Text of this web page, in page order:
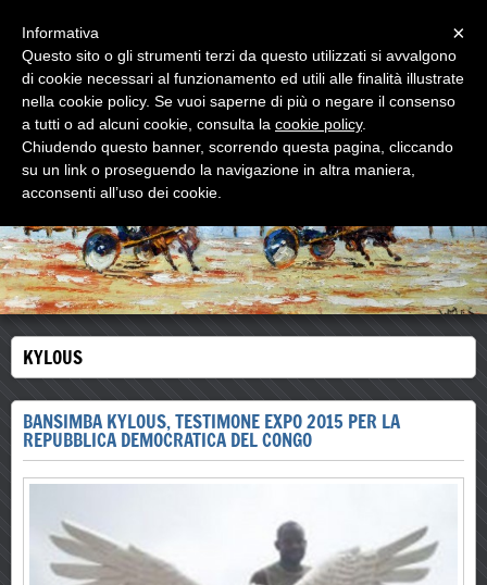
WOODNS
L'ultimo MAESTRO di strada
KYLOUS
BANSIMBA KYLOUS, TESTIMONE EXPO 2015 PER LA
REPUBBLICA DEMOCRATICA DEL CONGO
×
Informativa
Questo sito o gli strumenti terzi da questo utilizzati si avvalgono
di cookie necessari al funzionamento ed utili alle finalità illustrate
nella cookie policy. Se vuoi saperne di più o negare il consenso
a tutti o ad alcuni cookie, consulta la cookie policy.
Chiudendo questo banner, scorrendo questa pagina, cliccando
su un link o proseguendo la navigazione in altra maniera,
acconsenti all’uso dei cookie.